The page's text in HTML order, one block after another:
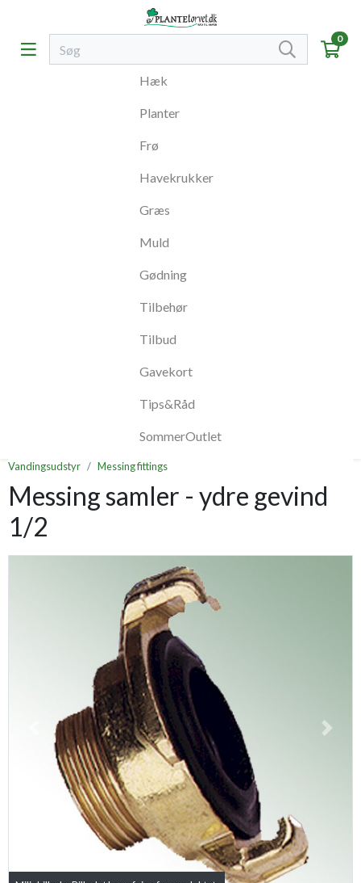
0
Hæk
Planter
Frø
Havekrukker
Græs
Muld
Gødning
Tilbehør
Tilbud
Gavekort
Tips&Råd
SommerOutlet
Vandingsudstyr Messing fittings
Messing samler - ydre gevind
1/2
Previous Next